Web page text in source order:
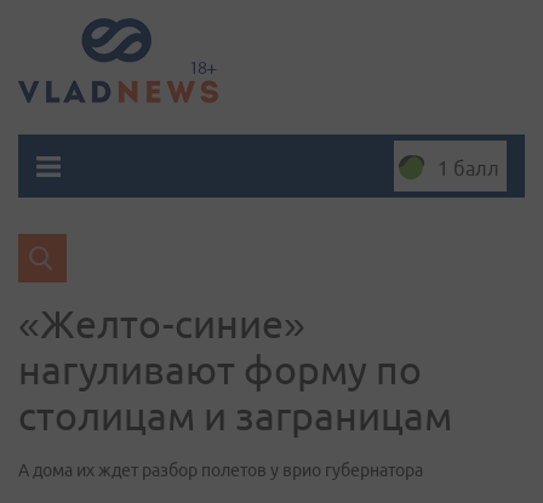
1 балл
«Желто-синие»
нагуливают форму по
столицам и заграницам
А дома их ждет разбор полетов у врио губернатора